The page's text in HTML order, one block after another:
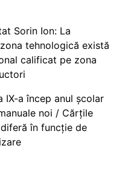
Sorin Ion: La
tehnologică există
calificat pe zona
IX-a încep anul școlar
noi / Cărțile
în funcție de